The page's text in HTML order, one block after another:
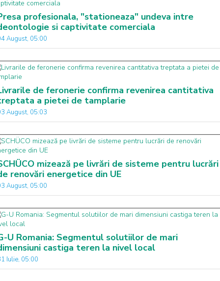
profesionala, "stationeaza" undeva intre
si captivitate comerciala
August, 05:00
de feronerie confirma revenirea cantitativa
a pietei de tamplarie
August, 05:03
mizează pe livrări de sisteme pentru lucrări
renovări energetice din UE
August, 05:00
U Romania: Segmentul solutiilor de mari
castiga teren la nivel local
Iulie, 05:00